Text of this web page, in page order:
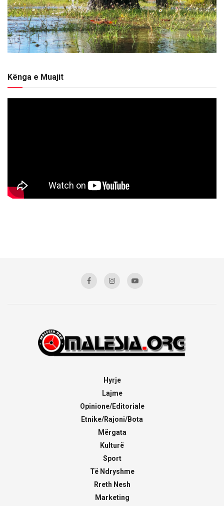
Kënga e Muajit
Hyrje
Lajme
Opinione/Editoriale
Etnike/Rajoni/Bota
Mërgata
Kulturë
Sport
Të Ndryshme
Rreth Nesh
Marketing